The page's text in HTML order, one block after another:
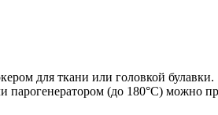
для ткани или головкой булавки.
(до 180°С) можно